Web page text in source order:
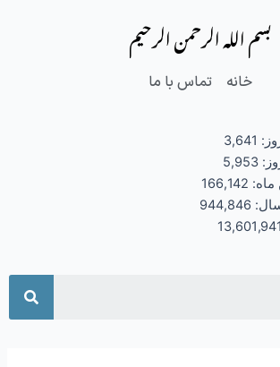
بسم الله الرحمن الرحیم
خانه تماس با ما
3,641
5,953
ماه: 166,142
944,846
13,601,941